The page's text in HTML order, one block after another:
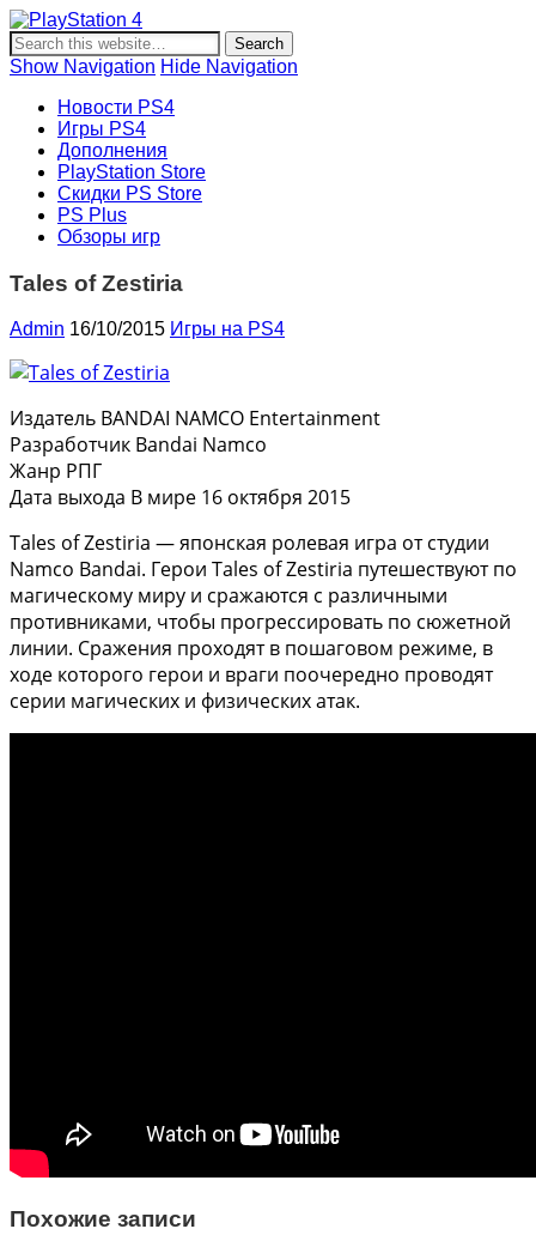
Новости и информация об игровой приставке нового
поколения Sony PlayStation 4, новости игр PS4, обзоры
Show Navigation Hide Navigation
Новости PS4
Игры PS4
Дополнения
PlayStation Store
Скидки PS Store
PS Plus
Обзоры игр
Tales of Zestiria
Admin 16/10/2015 Игры на PS4
Издатель BANDAI NAMCO Entertainment
Разработчик Bandai Namco
Жанр РПГ
Дата выхода В мире 16 октября 2015
Tales of Zestiria — японская ролевая игра от студии
Namco Bandai. Герои Tales of Zestiria путешествуют по
магическому миру и сражаются с различными
противниками, чтобы прогрессировать по сюжетной
линии. Сражения проходят в пошаговом режиме, в
ходе которого герои и враги поочередно проводят
серии магических и физических атак.
Похожие записи